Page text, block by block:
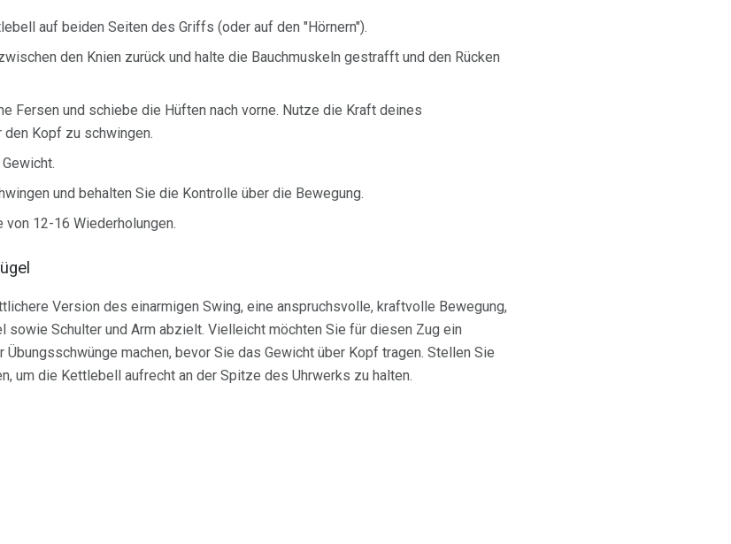
auf beiden Seiten des Griffs (oder auf den "Hörnern").
den Knien zurück und halte die Bauchmuskeln gestrafft und den Rücken
Fersen und schiebe die Hüften nach vorne. Nutze die Kraft deines
den Kopf zu schwingen.
und behalten Sie die Kontrolle über die Bewegung.
12-16 Wiederholungen.
Version des einarmigen Swing, eine anspruchsvolle, kraftvolle Bewegung,
sowie Schulter und Arm abzielt. Vielleicht möchten Sie für diesen Zug ein
Übungsschwünge machen, bevor Sie das Gewicht über Kopf tragen. Stellen Sie
um die Kettlebell aufrecht an der Spitze des Uhrwerks zu halten.